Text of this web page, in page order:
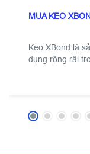
MUA KEO
Keo XBond là
dụng rộng rãi